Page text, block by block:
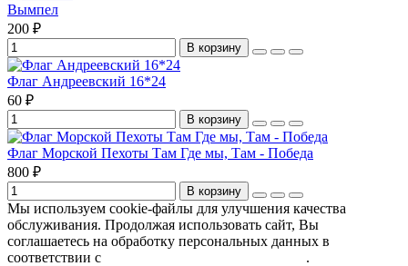
Вымпел
200 ₽
В корзину
Флаг Андреевский 16*24
60 ₽
В корзину
Флаг Морской Пехоты Там Где мы, Там - Победа
800 ₽
В корзину
Мы используем cookie-файлы для улучшения качества
обслуживания. Продолжая использовать сайт, Вы
соглашаетесь на обработку персональных данных в
соответствии с
.